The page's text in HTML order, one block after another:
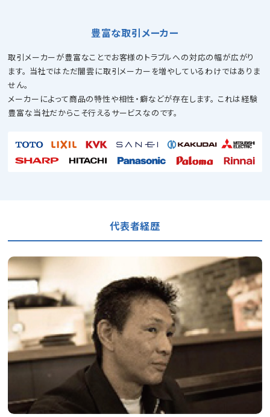
豊富な取引メーカー
取引メーカーが豊富なことでお客様のトラブルへの対応の幅が広がり
ます。 当社ではただ闇雲に取引メーカーを増やしているわけではありま
せん。
メーカーによって商品の特性や相性・癖などが存在します。 これは経験
豊富な当社だからこそ行えるサービスなのです。
代表者経歴